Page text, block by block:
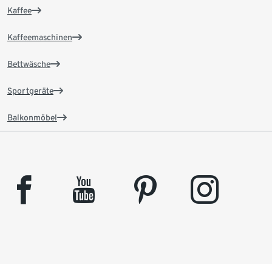
Kaffee
Kaffeemaschinen
Bettwäsche
Sportgeräte
Balkonmöbel
facebook youtube pinterest instagram